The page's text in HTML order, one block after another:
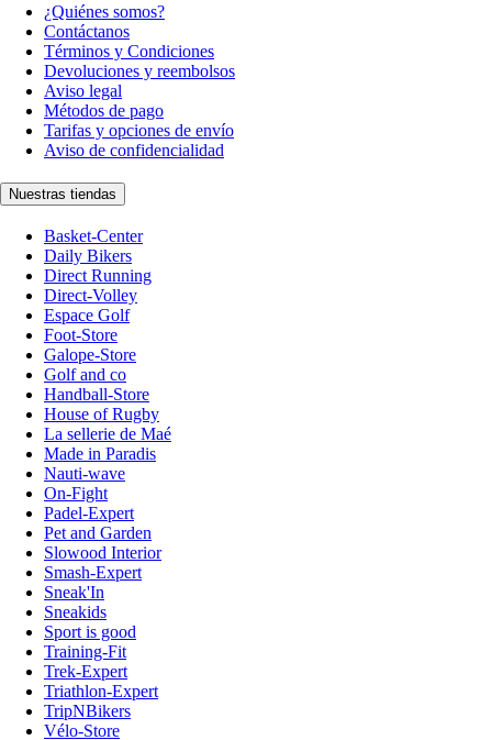
¿Quiénes somos?
Contáctanos
Términos y Condiciones
Devoluciones y reembolsos
Aviso legal
Métodos de pago
Tarifas y opciones de envío
Aviso de confidencialidad
Nuestras tiendas
Basket-Center
Daily Bikers
Direct Running
Direct-Volley
Espace Golf
Foot-Store
Galope-Store
Golf and co
Handball-Store
House of Rugby
La sellerie de Maé
Made in Paradis
Nauti-wave
On-Fight
Padel-Expert
Pet and Garden
Slowood Interior
Smash-Expert
Sneak'In
Sneakids
Sport is good
Training-Fit
Trek-Expert
Triathlon-Expert
TripNBikers
Vélo-Store